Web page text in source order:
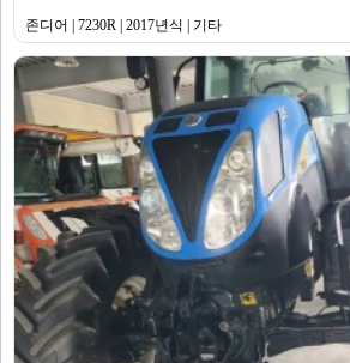
존디어 | 7230R | 2017년식 | 기타